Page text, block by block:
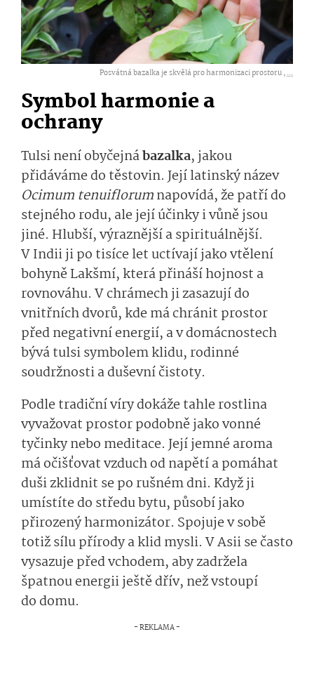
Posvátná bazalka je skvělá pro harmonizaci prostoru ,...
Symbol harmonie a
ochrany
Tulsi není obyčejnábazalka, jakou
přidáváme do těstovin. Její latinský název
Ocimum tenuiflorumnapovídá, že patří do
stejného rodu, ale její účinky i vůně jsou
jiné. Hlubší, výraznější a spirituálnější.
V Indii ji po tisíce let uctívají jako vtělení
bohyně Lakšmí, která přináší hojnost a
rovnováhu. V chrámech ji zasazují do
vnitřních dvorů, kde má chránit prostor
před negativní energií, a v domácnostech
bývá tulsi symbolem klidu, rodinné
soudržnosti a duševní čistoty.
Podle tradiční víry dokáže tahle rostlina
vyvažovat prostor podobně jako vonné
tyčinky nebo meditace. Její jemné aroma
má očišťovat vzduch od napětí a pomáhat
duši zklidnit se po rušném dni. Když ji
umístíte do středu bytu, působí jako
přirozený harmonizátor. Spojuje v sobě
totiž sílu přírody a klid mysli. V Asii se často
vysazuje před vchodem, aby zadržela
špatnou energii ještě dřív, než vstoupí
do domu.